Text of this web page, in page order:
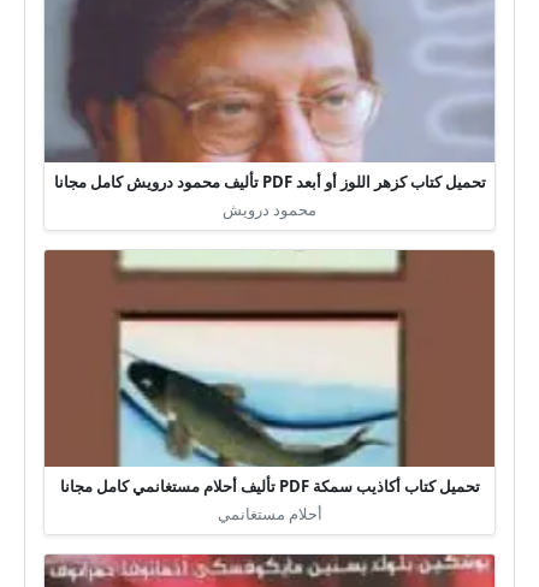
تحميل كتاب كزهر اللوز أو أبعد PDF تأليف محمود درويش كامل مجانا
محمود درويش
تحميل كتاب أكاذيب سمكة PDF تأليف أحلام مستغانمي كامل مجانا
أحلام مستغانمي